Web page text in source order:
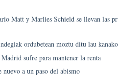
Matt y Marlies Schield se llevan las
ordubetean moztu ditu lau kanako
sufre para mantener la renta
nuevo a un paso del abismo